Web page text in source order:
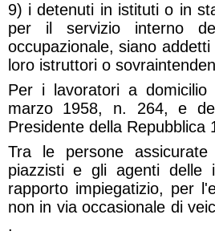
9) i detenuti in istituti o in
per il servizio interno
occupazionale, siano
loro istruttori o
Per i lavoratori a
marzo 1958, n. 264, e
Presidente della
Tra le persone
piazzisti e gli agenti delle
rapporto impiegatizio, per
non in via occasionale di
.